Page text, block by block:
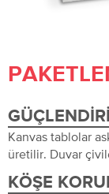
Kanvas tablolar
üretilir. Duvar
KÖŞE